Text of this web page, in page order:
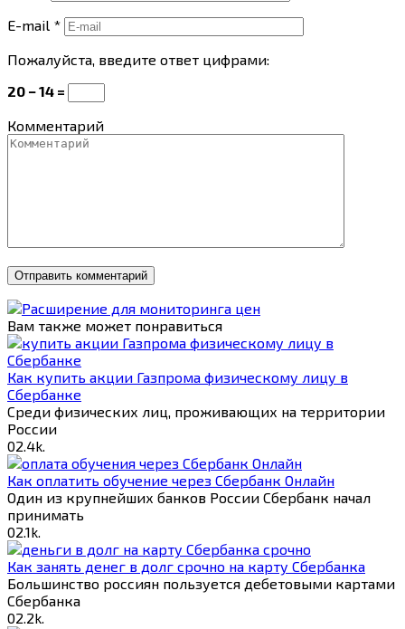
E-mail *
Пожалуйста, введите ответ цифрами:
20 − 14 =
Комментарий
Вам также может понравиться
Как купить акции Газпрома физическому лицу в
Сбербанке
Среди физических лиц, проживающих на территории
России
02.4k.
Как оплатить обучение через Сбербанк Онлайн
Один из крупнейших банков России Сбербанк начал
принимать
02.1k.
Как занять денег в долг срочно на карту Сбербанка
Большинство россиян пользуется дебетовыми картами
Сбербанка
02.2k.